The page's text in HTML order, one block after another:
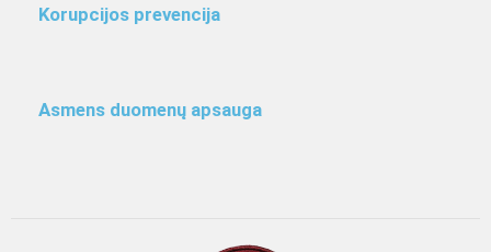
Korupcijos prevencija
Asmens duomenų apsauga